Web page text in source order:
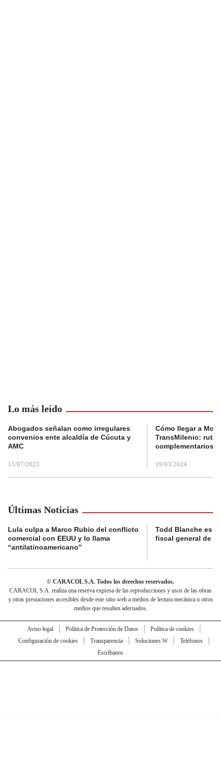
Lo más leído
Abogados señalan como irregulares
convenios ente alcaldía de Cúcuta y
AMC
13/07/2023
Cómo llegar a
TransMilenio:
complementarios
19/03/2024
Últimas Noticias
Lula culpa a Marco Rubio del conflicto
comercial con EEUU y lo llama
“antilatinoamericano”
Todd Blanche es
fiscal general de
© CARACOL S.A. Todos los derechos reservados.
CARACOL S.A. realiza una reserva expresa de las reproducciones y usos de las obras
y otras prestaciones accesibles desde este sitio web a medios de lectura mecánica u otros
medios que resulten adecuados.
Aviso legal Política de Protección de Datos
Política de cookies
Configuración de cookies
Transparencia Soluciones W
Teléfonos
Escríbanos